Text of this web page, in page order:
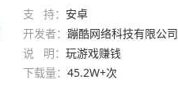
支 持： 安卓
开发者： 蹦酷网络科技有限公司
说 明： 玩游戏赚钱
下载量： 45.2W+次